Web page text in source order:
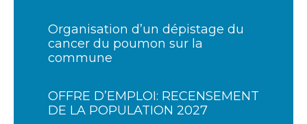
Organisation d’un dépistage du
cancer du poumon sur la
commune
OFFRE D’EMPLOI: RECENSEMENT
DE LA POPULATION 2027